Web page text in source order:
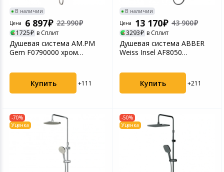
В наличии
Цена
6 897 22 990
1725 в Сплит
Душевая система AM.PM
Gem F0790000 хром
Купить +111
В наличии
Цена
13 170 43 900
3293 в Сплит
Душевая система ABBER
Weiss Insel AF8050
Купить +211
-70%
Уценка
-50%
Уценка